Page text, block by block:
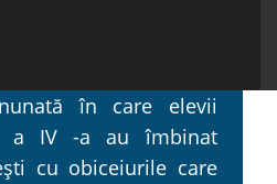
în care elevii
a IV -a au îmbinat
cu obiceiurile care